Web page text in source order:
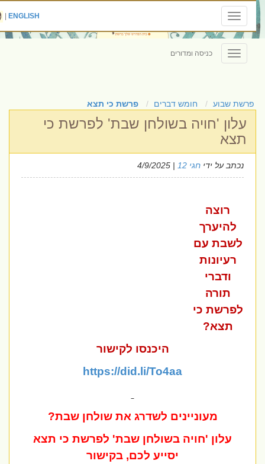
Toggle
navigation
ENGLISH
|
Toggle
navigation
כניסה ומדורים
פרשת שבוע חומש דברים פרשת כי תצא
עלון 'חויה בשולחן שבת' לפרשת כי
תצא
נכתב על ידיחגי 12 | 4/9/2025
רוצה
להיערך
לשבת עם
רעיונות
ודברי
תורה
לפרשתכי
תצא?
היכנסו לקישור
https://did.li/To4aa
מעוניינים לשדרג את שולחן שבת?
עלון 'חויה בשולחן שבת' לפרשת כי תצא
יסייע לכם, בקישור